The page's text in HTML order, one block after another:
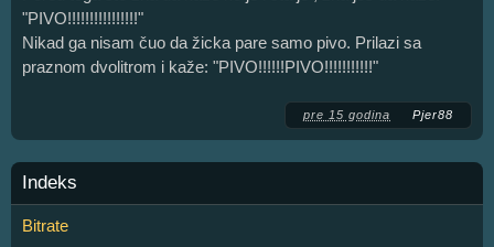
"PIVO!!!!!!!!!!!!!!!!"
Nikad ga nisam čuo da žicka pare samo pivo. Prilazi sa
praznom dvolitrom i kaže: "PIVO!!!!!!PIVO!!!!!!!!!!!"
pre 15 godina Pjer88
Indeks
Bitrate